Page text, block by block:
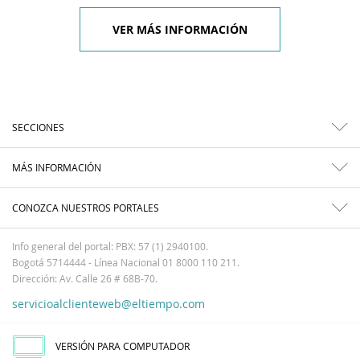
VER MÁS INFORMACIÓN
SECCIONES
MÁS INFORMACIÓN
CONOZCA NUESTROS PORTALES
Info general del portal: PBX: 57 (1) 2940100.
Bogotá 5714444 - Línea Nacional 01 8000 110 211.
Dirección: Av. Calle 26 # 68B-70.
servicioalclienteweb@eltiempo.com
VERSIÓN PARA COMPUTADOR